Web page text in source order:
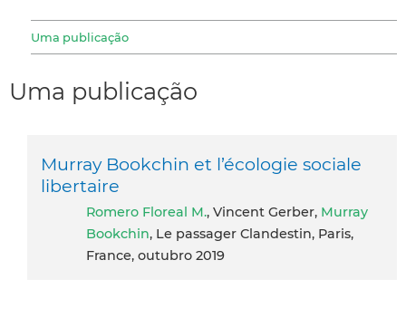
Uma publicação
Uma publicação
Murray Bookchin et l’écologie sociale
libertaire
Romero Floreal M., Vincent Gerber, Murray
Bookchin, Le passager Clandestin, Paris,
France, outubro 2019